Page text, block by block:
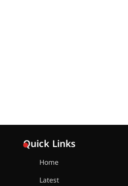
Quick Links
Home
Latest